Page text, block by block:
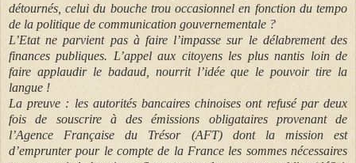
détournés, celui du bouche trou occasionnel en fonction du tempo
de la politique de communication gouvernementale ?
L’Etat ne parvient pas à faire l’impasse sur le délabrement des
finances publiques. L’appel aux citoyens les plus nantis loin de
faire applaudir le badaud, nourrit l’idée que le pouvoir tire la
langue !
La preuve : les autorités bancaires chinoises ont refusé par deux
fois de souscrire à des émissions obligataires provenant de
l’Agence Française du Trésor (AFT) dont la mission est
d’emprunter pour le compte de la France les sommes nécessaires